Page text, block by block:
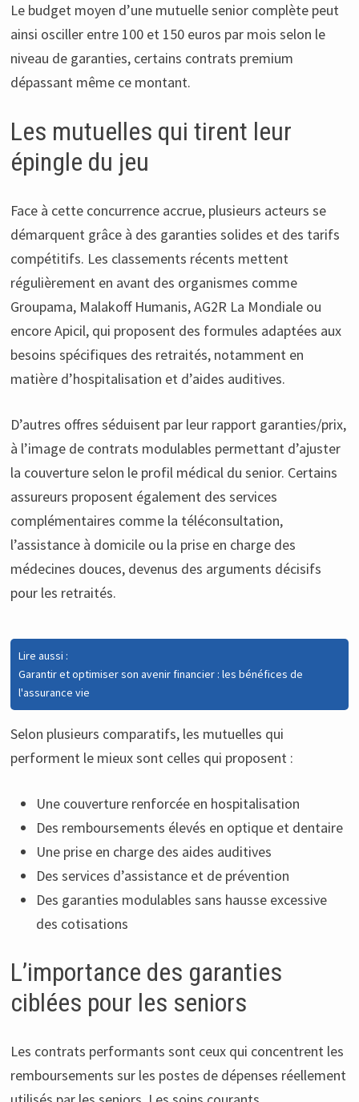
Le budget moyen d’une mutuelle senior complète peut
ainsi osciller entre 100 et 150 euros par mois selon le
niveau de garanties, certains contrats premium
dépassant même ce montant.
Les mutuelles qui tirent leur
épingle du jeu
Face à cette concurrence accrue, plusieurs acteurs se
démarquent grâce à des garanties solides et des tarifs
compétitifs. Les classements récents mettent
régulièrement en avant des organismes comme
Groupama, Malakoff Humanis, AG2R La Mondiale ou
encore Apicil, qui proposent des formules adaptées aux
besoins spécifiques des retraités, notamment en
matière d’hospitalisation et d’aides auditives.
D’autres offres séduisent par leur rapport garanties/prix,
à l’image de contrats modulables permettant d’ajuster
la couverture selon le profil médical du senior. Certains
assureurs proposent également des services
complémentaires comme la téléconsultation,
l’assistance à domicile ou la prise en charge des
médecines douces, devenus des arguments décisifs
pour les retraités.
Lire aussi :
Garantir et optimiser son avenir financier : les bénéfices de
l'assurance vie
Selon plusieurs comparatifs, les mutuelles qui
performent le mieux sont celles qui proposent :
Une couverture renforcée en hospitalisation
Des remboursements élevés en optique et dentaire
Une prise en charge des aides auditives
Des services d’assistance et de prévention
Des garanties modulables sans hausse excessive
des cotisations
L’importance des garanties
ciblées pour les seniors
Les contrats performants sont ceux qui concentrent les
remboursements sur les postes de dépenses réellement